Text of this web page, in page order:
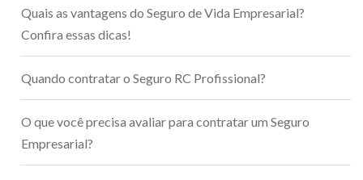
Quais as vantagens do Seguro de Vida Empresarial?
Confira essas dicas!
Quando contratar o Seguro RC Profissional?
O que você precisa avaliar para contratar um Seguro
Empresarial?